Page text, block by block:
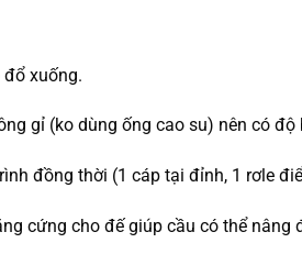
xuống.
gỉ (ko dùng ống cao su) nên có độ
đồng thời (1 cáp tại đỉnh, 1 rơle
cứng cho đế giúp cầu có thể nâng